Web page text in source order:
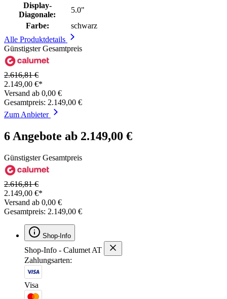
Display-
Diagonale:
5.0"
Farbe:
schwarz
Alle Produktdetails
Günstigster Gesamtpreis
2.616,81 €
2.149,00 €*
Versand ab 0,00 €
Gesamtpreis: 2.149,00 €
Zum Anbieter
6 Angebote ab 2.149,00 €
Günstigster Gesamtpreis
2.616,81 €
2.149,00 €*
Versand ab 0,00 €
Gesamtpreis: 2.149,00 €
Shop-Info
Shop-Info - Calumet AT
Zahlungsarten:
Visa